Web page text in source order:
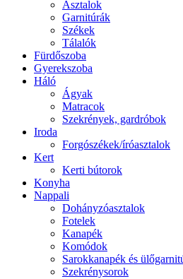
Asztalok
Garnitúrák
Székek
Tálalók
Fürdőszoba
Gyerekszoba
Háló
Ágyak
Matracok
Szekrények, gardróbok
Iroda
Forgószékek/íróasztalok
Kert
Kerti bútorok
Konyha
Nappali
Dohányzóasztalok
Fotelek
Kanapék
Komódok
Sarokkanapék és
Szekrénysorok